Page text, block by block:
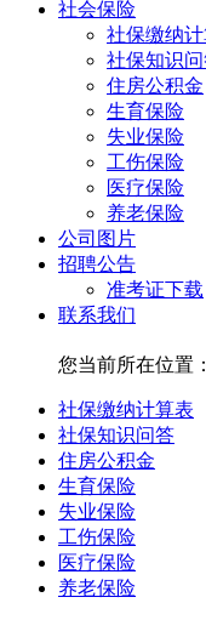
社会保险
社保缴纳
社保知识
住房公积金
生育保险
失业保险
工伤保险
医疗保险
养老保险
公司图片
招聘公告
准考证下载
联系我们
您当前所在位置：
社保缴纳计算表
社保知识问答
住房公积金
生育保险
失业保险
工伤保险
医疗保险
养老保险